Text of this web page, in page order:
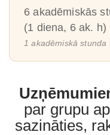
6 akadēmiskās
(1 diena, 6 ak. h)
1 akadēmiskā stunda
par grupu
sazināties,